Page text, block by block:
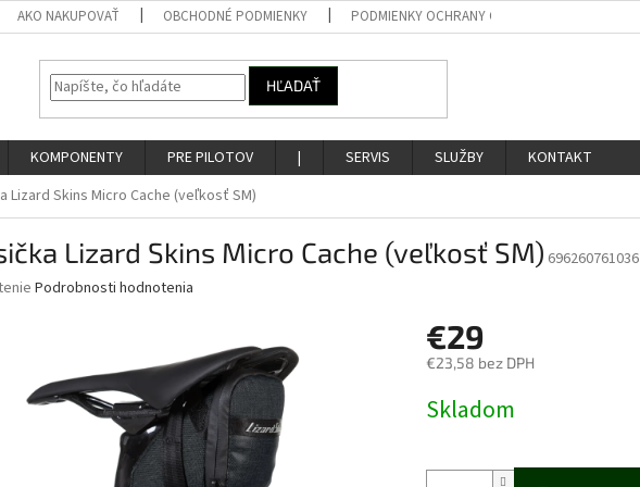
AKO NAKUPOVAŤ OBCHODNÉ PODMIENKY PODMIENKY OCHRANY OSOBNÝCH ÚDAJOV
HĽADAŤ
KOMPONENTY PRE PILOTOV | SERVIS SLUŽBY
KONTAKT
Lizard Skins Micro Cache (veľkosť SM)
Lizard Skins Micro Cache (veľkosť SM) 696260761036
Podrobnosti hodnotenia
€29
€23,58 bez DPH
cena:
Skladom